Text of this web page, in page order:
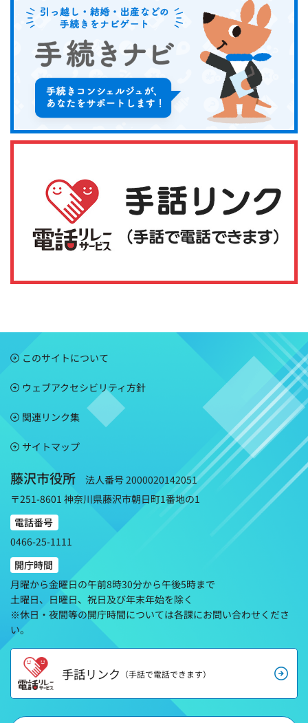
このサイトについて
ウェブアクセシビリティ方針
関連リンク集
サイトマップ
藤沢市役所
法人番号 2000020142051
〒251-8601 神奈川県藤沢市朝日町1番地の1
電話番号
0466-25-1111
開庁時間
月曜から金曜日の午前8時30分から午後5時まで
土曜日、日曜日、祝日及び年末年始を除く
※休日・夜間等の開庁時間については各課にお問い合わせくださ
い。
手話リンク （手話で電話できます）